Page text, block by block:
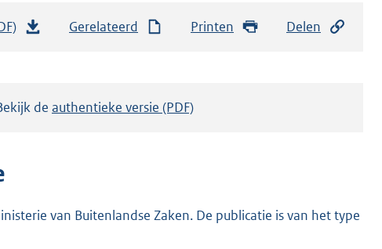
a
r
Gerelateerd Printen Delen
de authentieke versie (PDF)
van Buitenlandse Zaken. De publicatie is van het type